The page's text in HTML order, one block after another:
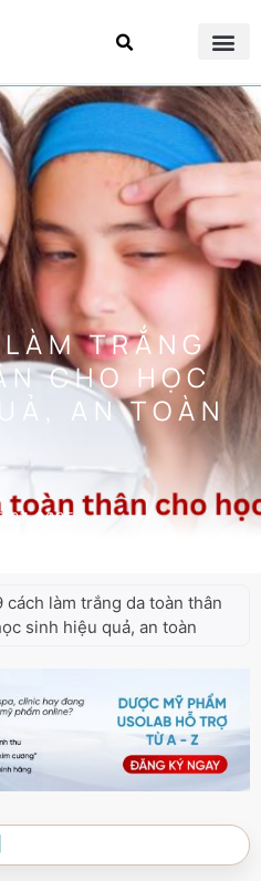
TRẮNG
CHO HỌC
AN TOÀN
27, 2025
cách làm trắng da toàn thân
sinh hiệu quả, an toàn